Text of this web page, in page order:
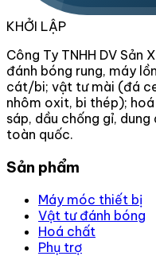
KHỞI LẬP
Công Ty TNHH DV Sản
đánh bóng rung, máy
cát/bi; vật tư mài (đá
nhôm oxit, bi thép);
sáp, dầu chống gỉ,
toàn quốc.
Sản phẩm
Máy móc thiết bị
Vật tư đánh bóng
Hoá chất
Phụ trợ